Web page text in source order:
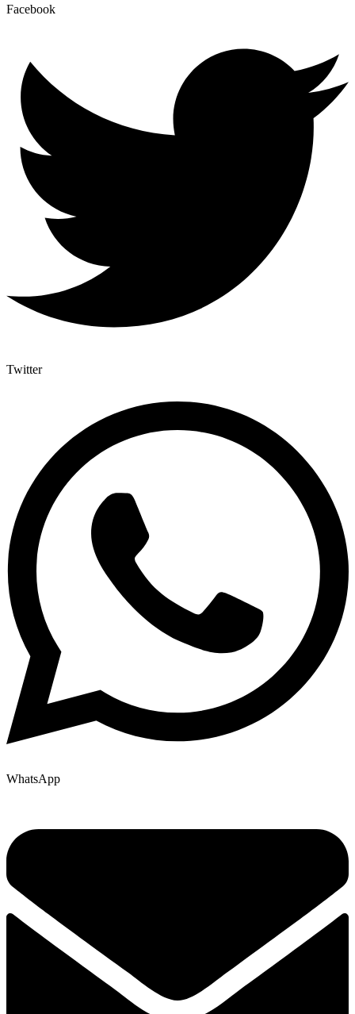
Facebook
Twitter
WhatsApp